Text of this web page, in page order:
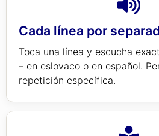
Cada línea por
Toca una línea y escucha
– en eslovaco o en español.
repetición específica.